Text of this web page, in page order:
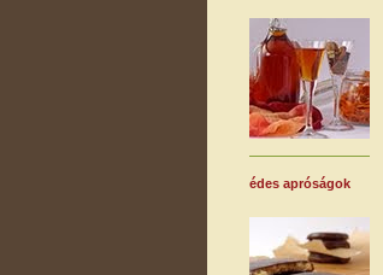
édes apróságok